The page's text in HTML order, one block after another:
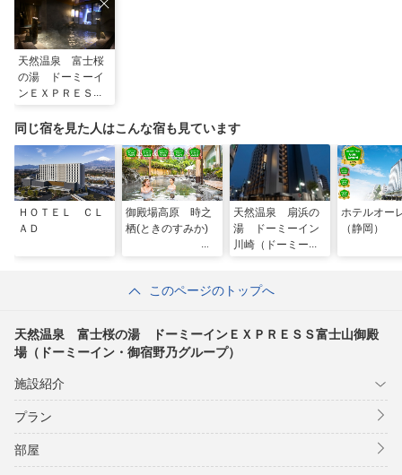
天然温泉 富士桜
の湯 ドーミーイ
ンＥＸＰＲＥＳＳ
ーミーイン・御宿
同じ宿を見た人はこんな宿も見ています
ＨＯＴＥＬ ＣＬ
ＡＤ
御殿場高原 時之
栖(ときのすみか)
天然温泉 扇浜の
湯 ドーミーイン
川崎（ドーミーイ
ホテルオー
（静岡）
このページのトップへ
天然温泉 富士桜の湯 ドーミーインＥＸＰＲＥＳＳ富士山御殿
場（ドーミーイン・御宿野乃グループ）
施設紹介
プラン
部屋